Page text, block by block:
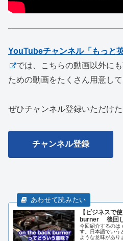
YouTubeチャンネル「もっと
では、こちらの動画以外に
ための動画をたくさん用意して
ぜひチャンネル登録いただけた
チャンネル登録
【ビジネスで
burner 後回し
今回紹介するのは
す。日本語でいう
ような意味があり